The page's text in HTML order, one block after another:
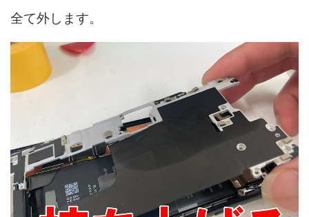
全て外します。